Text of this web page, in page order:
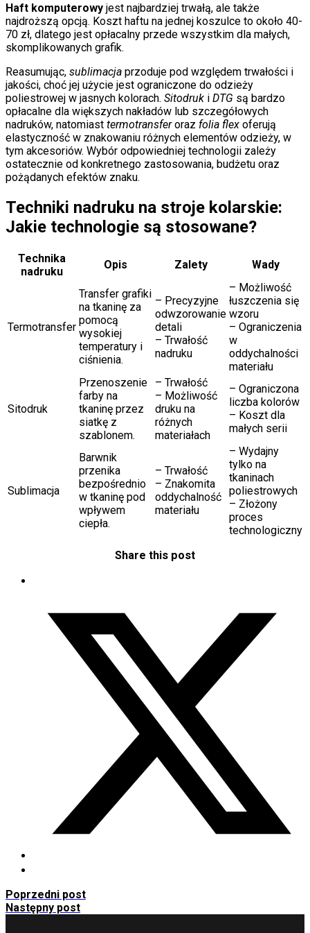
Haft komputerowy jest najbardziej trwałą, ale także
najdroższą opcją. Koszt haftu na jednej koszulce to około 40-
70 zł, dlatego jest opłacalny przede wszystkim dla małych,
skomplikowanych grafik.
Reasumując, sublimacja przoduje pod względem trwałości i
jakości, choć jej użycie jest ograniczone do odzieży
poliestrowej w jasnych kolorach. Sitodruk i DTG są bardzo
opłacalne dla większych nakładów lub szczegółowych
nadruków, natomiast termotransferoraz folia flex oferują
elastyczność w znakowaniu różnych elementów odzieży, w
tym akcesoriów. Wybór odpowiedniej technologii zależy
ostatecznie od konkretnego zastosowania, budżetu oraz
pożądanych efektów znaku.
Techniki nadruku na stroje kolarskie:
Jakie technologie są stosowane?
Technika
nadruku
Opis Zalety Wady
Termotransfer
Transfer grafiki
na tkaninę za
pomocą
wysokiej
temperatury i
ciśnienia.
– Precyzyjne
odwzorowanie
detali
– Trwałość
nadruku
– Możliwość
łuszczenia się
wzoru
– Ograniczenia
w
oddychalności
materiału
Sitodruk
Przenoszenie
farby na
tkaninę przez
siatkę z
szablonem.
– Trwałość
– Możliwość
druku na
różnych
materiałach
– Ograniczona
liczba kolorów
– Koszt dla
małych serii
Sublimacja
Barwnik
przenika
bezpośrednio
w tkaninę pod
wpływem
ciepła.
– Trwałość
– Znakomita
oddychalność
materiału
– Wydajny
tylko na
tkaninach
poliestrowych
– Złożony
proces
technologiczny
Share this post
Poprzedni post
Następny post